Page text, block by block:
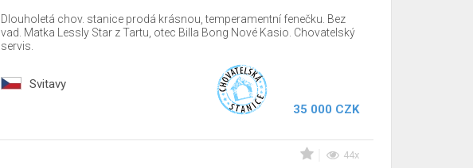
Dlouholetá chov. stanice prodá krásnou, temperamentní fenečku. Bez
vad. Matka Lessly Star z Tartu, otec Billa Bong Nové Kasio. Chovatelský
servis.
Svitavy
35 000 CZK
44x